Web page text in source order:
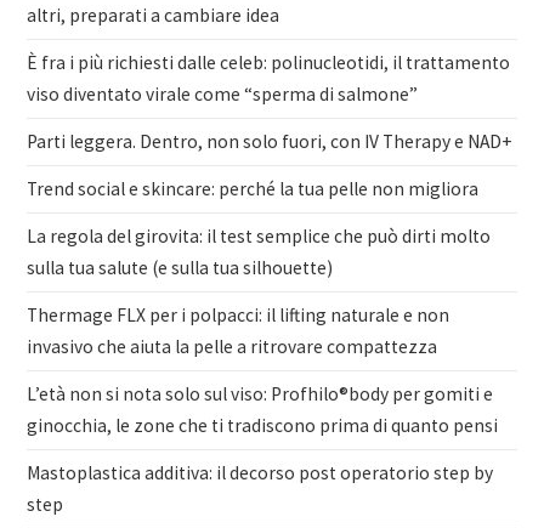
altri, preparati a cambiare idea
È fra i più richiesti dalle celeb: polinucleotidi, il trattamento
viso diventato virale come “sperma di salmone”
Parti leggera. Dentro, non solo fuori, con IV Therapy e NAD+
Trend social e skincare: perché la tua pelle non migliora
La regola del girovita: il test semplice che può dirti molto
sulla tua salute (e sulla tua silhouette)
Thermage FLX per i polpacci: il lifting naturale e non
invasivo che aiuta la pelle a ritrovare compattezza
L’età non si nota solo sul viso: Profhilo®body per gomiti e
ginocchia, le zone che ti tradiscono prima di quanto pensi
Mastoplastica additiva: il decorso post operatorio step by
step